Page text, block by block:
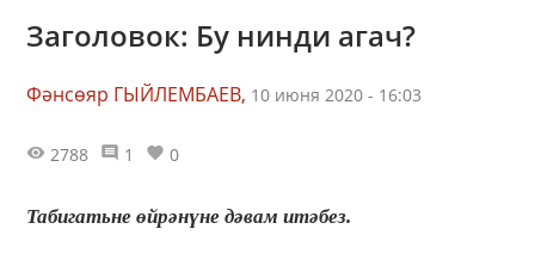
Заголовок: Бу нинди агач?
Фәнсөяр ГЫЙЛЕМБАЕВ, 10 июня 2020 - 16:03
2788 1 0
Табигатьне өйрәнүне дәвам итәбез.